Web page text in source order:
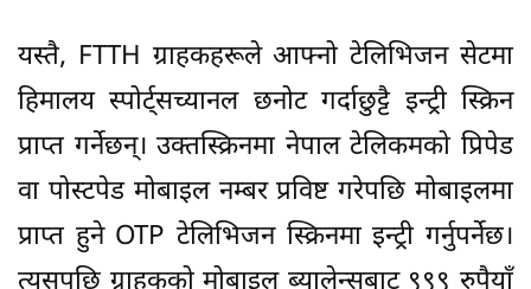
यस्तै, FTTH ग्राहकहरूले आफ्नो टेलिभिजन सेटमा
हिमालय स्पोर्ट्सच्यानल छनोट गर्दाछुट्टै इन्ट्री स्क्रिन
प्राप्त गर्नेछन्। उक्तस्क्रिनमा नेपाल टेलिकमको प्रिपेड
वा पोस्टपेड मोबाइल नम्बर प्रविष्ट गरेपछि मोबाइलमा
प्राप्त हुने OTP टेलिभिजन स्क्रिनमा इन्ट्री गर्नुपर्नेछ।